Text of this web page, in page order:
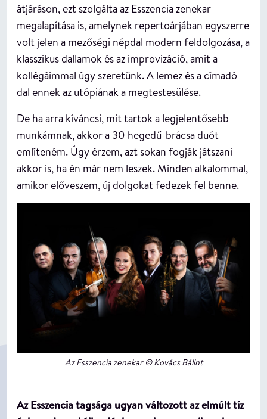
átjáráson, ezt szolgálta az Esszencia zenekar
megalapítása is, amelynek repertoárjában egyszerre
volt jelen a mezőségi népdal modern feldolgozása, a
klasszikus dallamok és az improvizáció, amit a
kollégáimmal úgy szeretünk. A lemez és a címadó
dal ennek az utópiának a megtestesülése.
De ha arra kíváncsi, mit tartok a legjelentősebb
munkámnak, akkor a 30 hegedű-brácsa duót
említeném. Úgy érzem, azt sokan fogják játszani
akkor is, ha én már nem leszek. Minden alkalommal,
amikor előveszem, új dolgokat fedezek fel benne.
Az Esszencia zenekar © Kovács Bálint
Az Esszencia tagsága ugyan változott az elmúlt tíz